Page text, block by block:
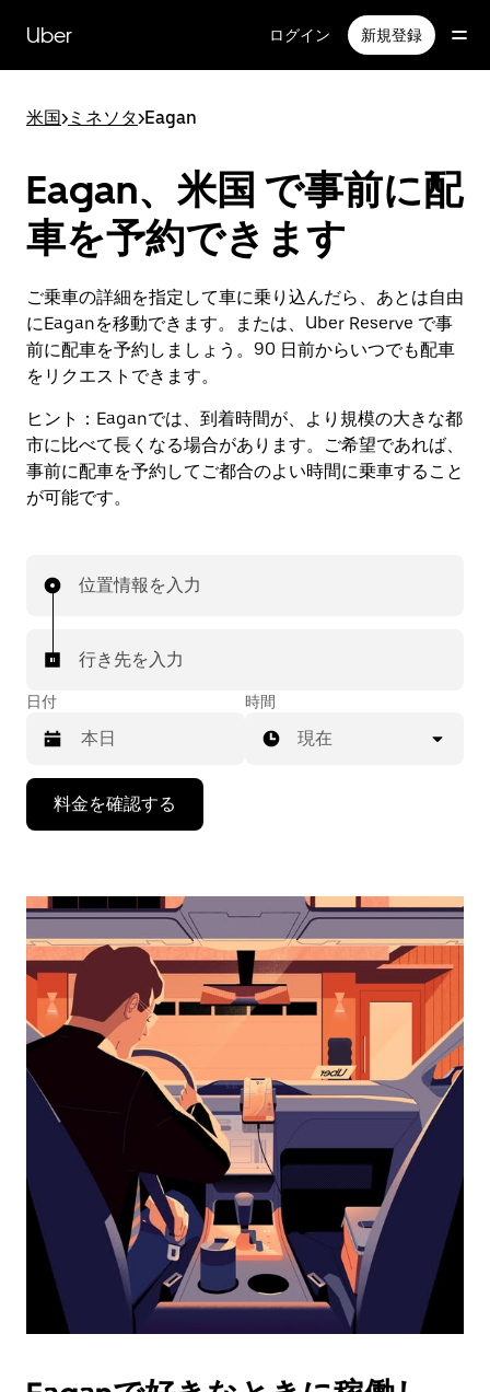
Uber ログイン 新規登録
米国> ミネソタ>Eagan
Eagan、米国 で事前に配
車を予約できます
ご乗車の詳細を指定して車に乗り込んだら、あとは自由
にEaganを移動できます。または、Uber Reserve で事
前に配車を予約しましょう。90 日前からいつでも配車
をリクエストできます。
ヒント： Eaganでは、到着時間が、より規模の大きな都
市に比べて長くなる場合があります。ご希望であれば、
事前に配車を予約してご都合のよい時間に乗車すること
が可能です。
位置情報を入力
行き先を入力
日付
で
ン
ダ
ー
を
操
作
し、
を
選
択
す。
ン
時間
現在
料金を確認する